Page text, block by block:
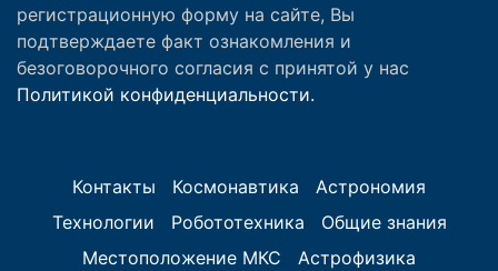
регистрационную форму на сайте, Вы
подтверждаете факт ознакомления и
безоговорочного согласия с принятой у нас
Политикой конфиденциальности.
Контакты Космонавтика
Астрономия
Технологии
Робототехника
Общие знания
Местоположение МКС
Астрофизика